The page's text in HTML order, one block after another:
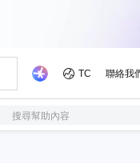
搜尋幫助內容